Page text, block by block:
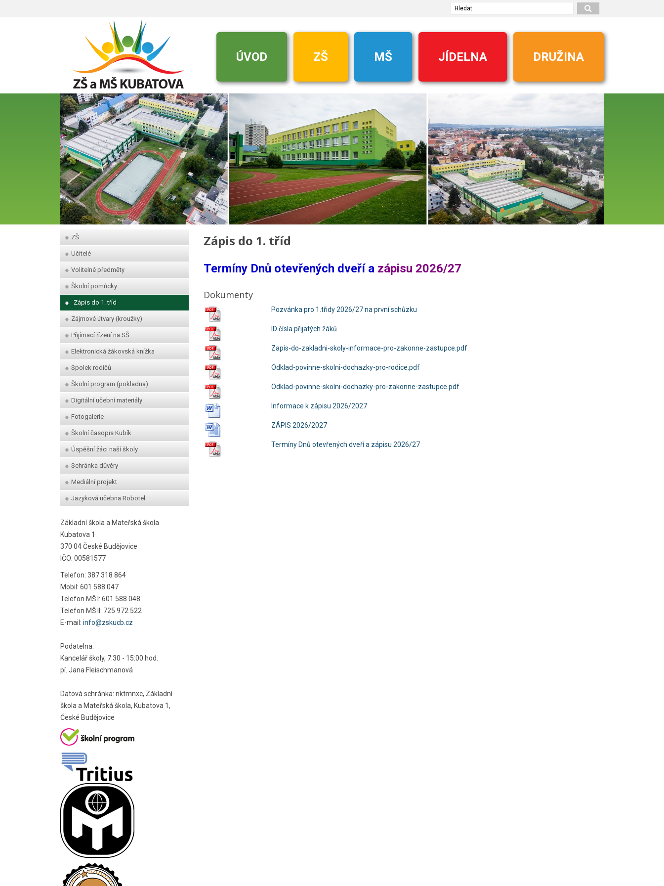
Hledat
ÚVOD ZŠ MŠ JÍDELNA DRUŽINA
ZŠ
Učitelé
Volitelné předměty
Školní pomůcky
Zápis do 1. tříd
Zájmové útvary (kroužky)
Přijímací řízení na SŠ
Elektronická žákovská knížka
Spolek rodičů
Školní program (pokladna)
Digitální učební materiály
Fotogalerie
Školní časopis Kubík
Úspěšní žáci naší školy
Schránka důvěry
Mediální projekt
Jazyková učebna Robotel
Základní škola a Mateřská škola
Kubatova 1
370 04 České Budějovice
IČO: 00581577
Telefon: 387 318 864
Mobil: 601 588 047
Telefon MŠ I: 601 588 048
Telefon MŠ II: 725 972 522
E-mail: info@zskucb.cz
Podatelna:
Kancelář školy, 7:30 - 15:00 hod.
pí. Jana Fleischmanová
Datová schránka: nktmnxc, Základní
škola a Mateřská škola, Kubatova 1,
České Budějovice
Zápis do 1. tříd
Termíny Dnů otevřených dveří a zápisu 2026/27
Dokumenty
Pozvánka pro 1.třidy 2026/27 na první schůzku
ID čísla přijatých žáků
Zapis-do-zakladni-skoly-informace-pro-zakonne-zastupce.pdf
Odklad-povinne-skolni-dochazky-pro-rodice.pdf
Odklad-povinne-skolni-dochazky-pro-zakonne-zastupce.pdf
Informace k zápisu 2026/2027
ZÁPIS 2026/2027
Termíny Dnů otevřených dveří a zápisu 2026/27